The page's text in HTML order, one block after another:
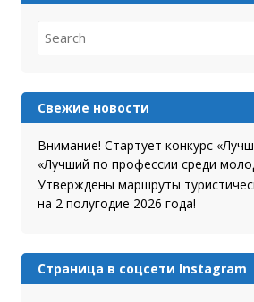
Search for:
Свежие новости
Внимание! Стартует конкурс
«Лучший по профессии среди
Утверждены маршруты
на 2 полугодие 2026 года!
Страница в соцсети Instagram